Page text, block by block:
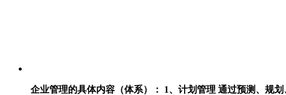
企业管理的具体内容（体系）： 1、计划管理 通过预测、规